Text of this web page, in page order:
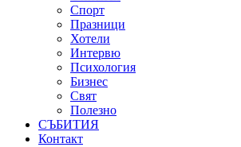
Спорт
Празници
Хотели
Интервю
Психология
Бизнес
Свят
Полезно
СЪБИТИЯ
Контакт